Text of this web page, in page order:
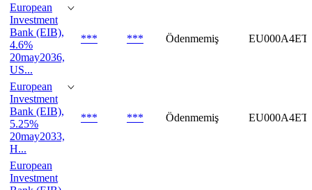
European
Investment
Bank (EIB),
4.6%
20may2036,
US...
*** *** Ödenmemiş
European
Investment
Bank (EIB),
5.25%
20may2033,
H...
*** *** Ödenmemiş
European
Investment